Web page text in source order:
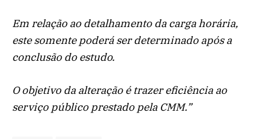
Em relação ao detalhamento da carga horária,
este somente poderá ser determinado após a
conclusão do estudo.
O objetivo da alteração é trazer eficiência ao
serviço público prestado pela CMM.”